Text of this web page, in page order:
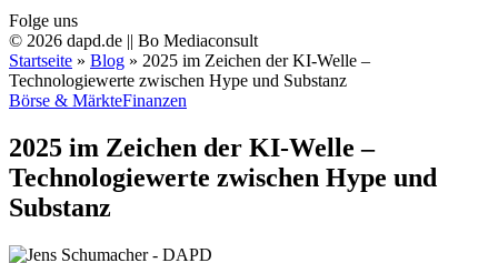
Folge uns
© 2026 dapd.de || Bo Mediaconsult
Startseite » Blog » 2025 im Zeichen der KI-Welle –
Technologiewerte zwischen Hype und Substanz
Börse & MärkteFinanzen
2025 im Zeichen der KI-Welle –
Technologiewerte zwischen Hype und
Substanz